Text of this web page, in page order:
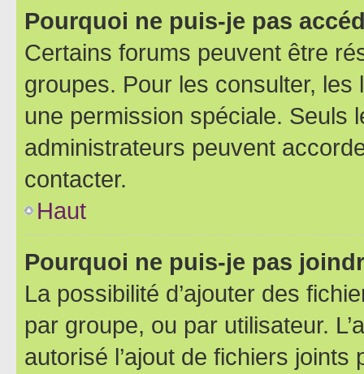
Pourquoi ne puis-je pas
Certains forums peuvent être
groupes. Pour les consulter,
une permission spéciale. Seuls
administrateurs peuvent
contacter.
Haut
Pourquoi ne puis-je pas
La possibilité d’ajouter des
par groupe, ou par utilisateur.
autorisé l’ajout de fichiers